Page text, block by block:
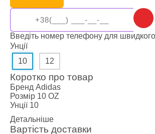
Введіть номер телефону для
Унції
10
12
Коротко про товар
Бренд Adidas
Розмір 10 OZ
Унції 10
Детальніше
Вартість доставки